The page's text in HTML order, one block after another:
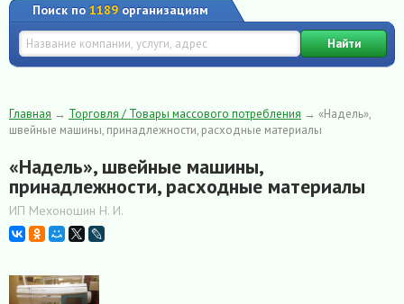
Поиск по 1189 организациям
Найти
Главная → Торговля / Товары массового потребления → «Надель»,
швейные машины, принадлежности, расходные материалы
«Надель», швейные машины,
принадлежности, расходные материалы
ИП Мехоношин Н. И.